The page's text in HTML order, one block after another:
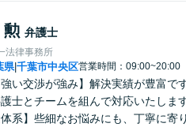
勲 弁護士
法律事務所
県|千葉市中央区営業時間：09:00~20:00
強い交渉が強み】解決実績が豊富で
士とチームを組んで対応いたしま
系】些細なお悩みにも、丁寧に寄